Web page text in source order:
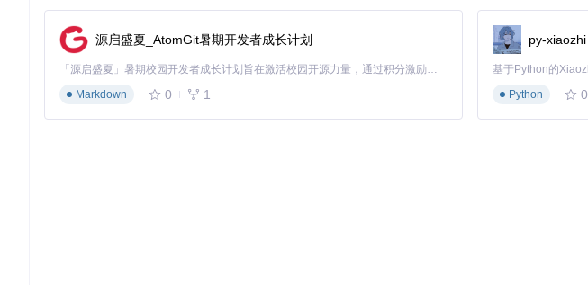
[build-dependencies]
some_build_dependency
[package]
: 定义了项目的基本信息，如名称、版本、作者等。
[dependencies]: 定义了项目的依赖库及其版本。
[dev-dependencies]
: 定义了开发依赖库及其版本。
源启盛夏_AtomGit暑期开发者成长计划
「源启盛夏」暑期校园开发者成长计划旨在激活校园开源力量，通过积分激励、认证扶持、资源倾斜等形式，引导高校组织和开发者完成「入驻 — 建项目 — 做贡献 — 获认证 — 得资源」的完整闭环。无论你是想带领社团入驻平台的组织者，还是希望用代码贡献证明自己的开发者，都能在这里找到属于你的成长路径。
Markdown
0 1
py-xiaozhi
Python
0